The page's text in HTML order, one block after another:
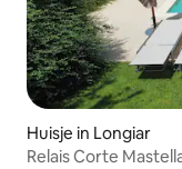
Huisje in Longiar
Relais Corte